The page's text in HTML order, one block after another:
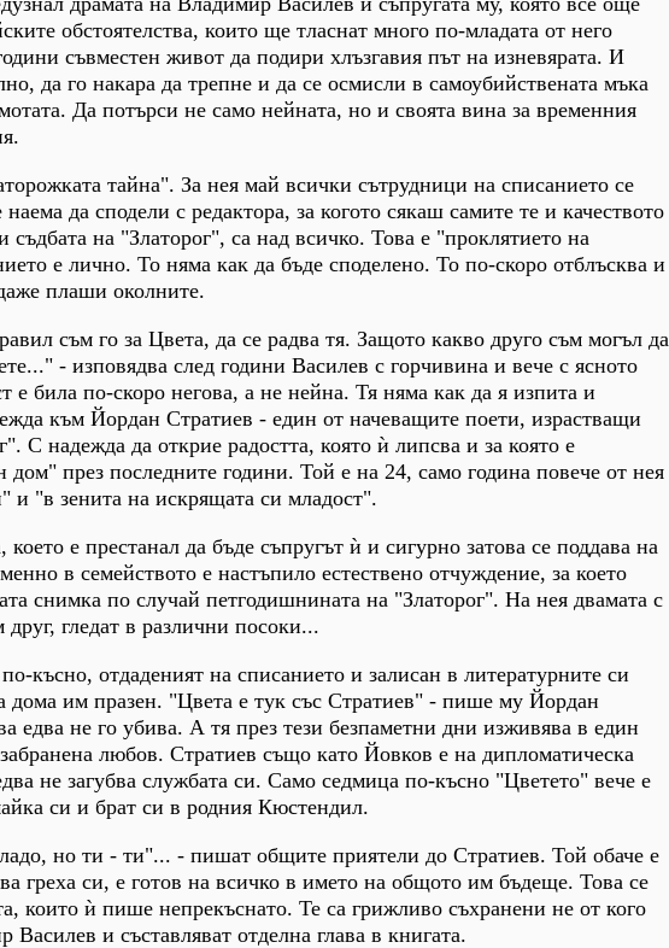
обстоятелства, които ще тласнат много по-младата от него
съвместен живот да подири хлъзгавия път на изневярата. И
да го накара да трепне и да се осмисли в самоубийствената мъка
Да потърси не само нейната, но и своята вина за временния
тайна". За нея май всички сътрудници на списанието се
да сподели с редактора, за когото сякаш самите те и качеството
съдбата на "Златорог", са над всичко. Това е "проклятието на
е лично. То няма как да бъде споделено. То по-скоро отблъсква и
плаши околните.
съм го за Цвета, да се радва тя. Защото какво друго съм могъл да
- изповядва след години Василев с горчивина и вече с ясното
е била по-скоро негова, а не нейна. Тя няма как да я изпита и
към Йордан Стратиев - един от начеващите поети, израстващи
С надежда да открие радостта, която ѝ липсва и за която е
дом" през последните години. Той е на 24, само година повече от нея
и "в зенита на искрящата си младост".
е престанал да бъде съпругът ѝ и сигурно затова се поддава на
в семейството е настъпило естествено отчуждение, за което
снимка по случай петгодишнината на "Златорог". На нея двамата с
гледат в различни посоки...
късно, отдаденият на списанието и залисан в литературните си
дома им празен. "Цвета е тук със Стратиев" - пише му Йордан
едва не го убива. А тя през тези безпаметни дни изживява в един
любов. Стратиев също като Йовков е на дипломатическа
не загубва службата си. Само седмица по-късно "Цветето" вече е
си и брат си в родния Кюстендил.
но ти - ти"... - пишат общите приятели до Стратиев. Той обаче е
греха си, е готов на всичко в името на общото им бъдеще. Това се
които ѝ пише непрекъснато. Те са грижливо съхранени не от кого
Василев и съставляват отделна глава в книгата.